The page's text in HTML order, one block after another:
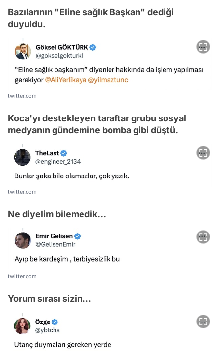
Bazılarının "Eline sağlık Başkan" dediği
duyuldu.
twitter.com
Koca'yı destekleyen taraftar grubu sosyal
medyanın gündemine bomba gibi düştü.
twitter.com
Ne diyelim bilemedik...
twitter.com
Yorum sırası sizin...
Video